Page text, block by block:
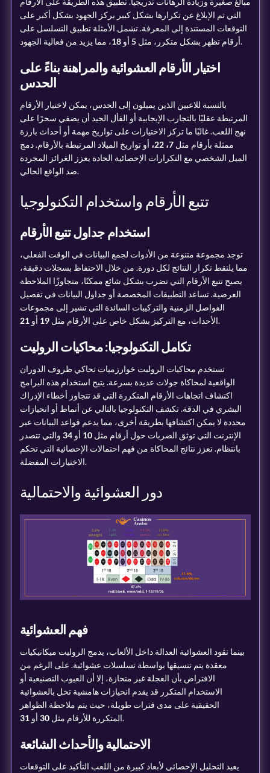
التي تم الإبلاغ عن تكرارها بشكل كبير يركز الجهود بشكل أكبر على
التوقعات المستندة إلى المعرفة. تشمل الأمثلة تطبيق التسلسل على
أرقام تظهر بشكل متكرر، مثل5 أو18 ، مما يزيد من فعالية الجهود.
اختيار الأرقام العشوائية والمراهنة بناءً على
الحدس
بالنسبة للاعبين الذين يميلون إلى الحدس، يمكن لاختيار الأرقام
المرتبطة عقليًا بالتجارب الإيجابية أو الفأل الجيد أن يضفي سحرًا على
نهج اللعب. غالبًا ما تركز الاختيارات على تواريخ مهمة أو أحداث بارزة
ممثلة بأرقام مثل7، 22،
أو تواريخ الميلاد المرتبطة بالأرقام. دمج
الميل الشخصي مع التكرارات الإحصائية الحادة يعزز الغرائز المجردة
ضد الواقع الحالي.
تتبع الأرقام واستخدام التكنولوجيا
استخدام جداول تتبع الأرقام
توجد مجموعة متنوعة من الأدوات لجمع البيانات في الوقت الفعلي،
مما يلتقط تكرار النتائج لكل دورة. من خلال الاحتفاظ بسجلات دقيقة،
يصبح تتبع الأرقام التي تضرب بشكل شائع ممكنًا، متجاوزًا الملاحظة
العرضية. تساعد التطبيقات المخصصة أو جداول البيانات في تفصيل
الفواصل الزمنية والتركيبات السائدة التي تشير إلى مجموعات
الأحداث، مع التركيز بشكل خاص على الأرقام مثل19 أو21 .
تكامل التكنولوجيا: محاكيات الروليت
تستخدم محاكيات الروليت خوارزميات تحاكي ظروف الدوران
الواقعية لمحاكاة جولات عديدة بسرعة. يتيح استخدام هذه البرامج
اكتشاف اتجاهات الأرقام المتكررة التي قد تتجاوز أخطاء الإدراك
البشري في الدقة. تكشف التكنولوجيا بالتالي عن أنماط أو انحيازات
محددة لا يمكن اكتشافها بطريقة أخرى، مما يدعم قواعد البيانات عبر
الإنترنت التي توثق الضربات حول أرقام مثل10 أو34 والتي تتصدر
بانتظام. تعزز نتائج المحاكاة من فهم احتمالات الإحصائية التي تحكم
الاختيارات المفضلة.
دور العشوائية والاحتمالية
فهم العشوائية
بينما تقود العشوائية العدالة داخل الألعاب، يدمج الروليت ميكانيكيات
معقدة يتم تنسيقها بواسطة تسلسلات عشوائية. على الرغم من
الافتراض بأن العجلة غير منحازة، إلا أن العيوب التصنيعية أو
الاستخدام المتكرر قد يقدم انحيازات هامشية تخل بالعشوائية
الحقيقية على مدى فترات طويلة، حيث يتم ملاحظة الظواهر
المتكررة للأرقام مثل30 أو31 .
الاحتمالية والأحداث الشائعة
يعيد التحليل الإحصائي لأبعاد كبيرة من اللعب التأكيد على التوقعات